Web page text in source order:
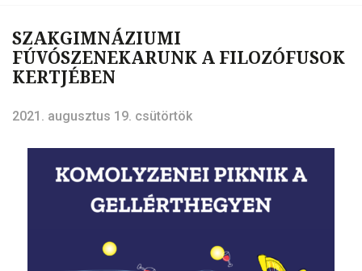
SZAKGIMNÁZIUMI
FÚVÓSZENEKARUNK A FILOZÓFUSOK
KERTJÉBEN
2021. augusztus 19. csütörtök